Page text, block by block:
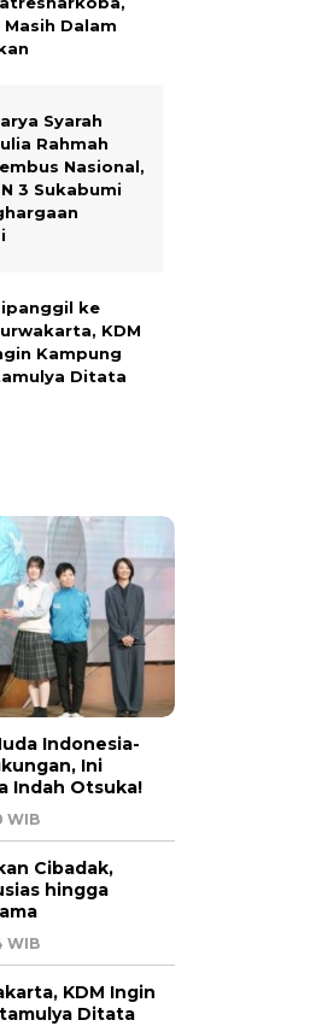
Dalam
Syarah
Rahmah
Nasional,
3 Sukabumi
ke
KDM
Kampung
Ditata
Indonesia-
Ini
Indah Otsuka!
WIB
Cibadak,
hingga
WIB
KDM Ingin
Ditata